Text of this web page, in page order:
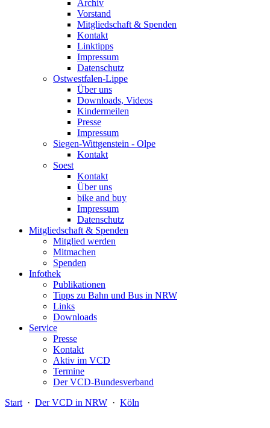
Archiv
Vorstand
Mitgliedschaft & Spenden
Kontakt
Linktipps
Impressum
Datenschutz
Ostwestfalen-Lippe
Über uns
Downloads, Videos
Kindermeilen
Presse
Impressum
Siegen-Wittgenstein - Olpe
Kontakt
Soest
Kontakt
Über uns
bike and buy
Impressum
Datenschutz
Mitgliedschaft & Spenden
Mitglied werden
Mitmachen
Spenden
Infothek
Publikationen
Tipps zu Bahn und Bus in NRW
Links
Downloads
Service
Presse
Kontakt
Aktiv im VCD
Termine
Der VCD-Bundesverband
Start · Der VCD in NRW · Köln